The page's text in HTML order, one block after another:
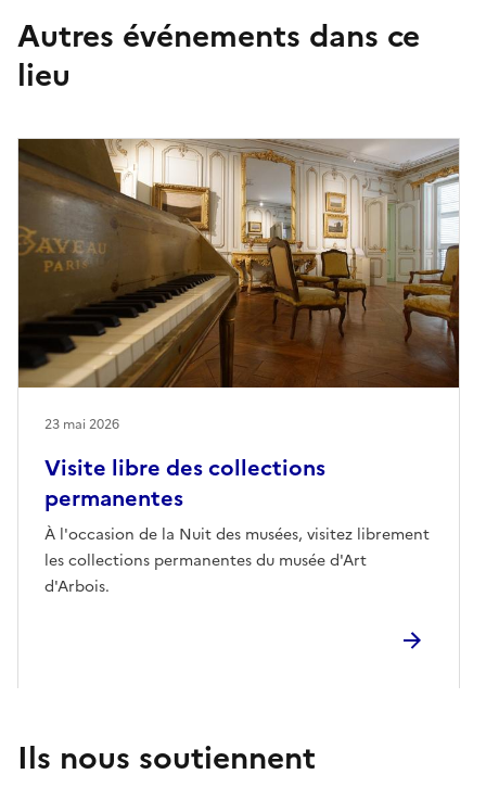
Autres événements dans ce
lieu
Visite libre des collections
permanentes
À l'occasion de la Nuit des musées, visitez librement
les collections permanentes du musée d'Art
d'Arbois.
23 mai 2026
Ils nous soutiennent